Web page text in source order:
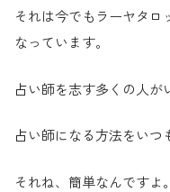
それは今でもラーヤタロ
なっています。
占い師を志す多くの人が
占い師になる方法をいつ
それね、簡単なんですよ。